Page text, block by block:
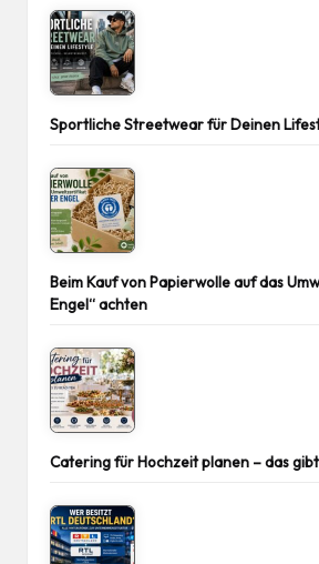
Sportliche Streetwear für Deinen
Beim Kauf von Papierwolle auf das
Engel“ achten
Catering für Hochzeit planen – das